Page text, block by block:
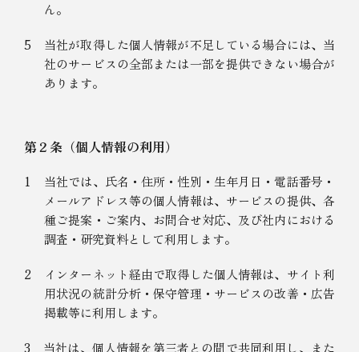
ん。
5
当社が取得した個人情報が不足している場合には、当
社のサービスの全部または一部を提供できない場合が
あります。
第２条（個人情報の利用）
1
当社では、氏名・住所・性別・生年月日・電話番号・
メールアドレス等の個人情報は、サービスの提供、各
種ご提案・ご案内、お問合せ対応、及び社内における
調査・研究資料として利用します。
2
インターネット経由で取得した個人情報は、サイト利
用状況の統計分析・保守管理・サービスの改善・広告
掲載等に利用します。
3
当社は、個人情報を第三者との間で共同利用し、また